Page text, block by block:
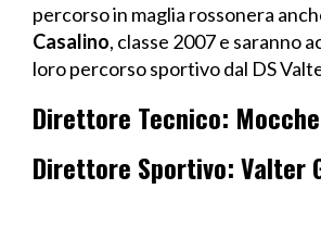
percorso in maglia rossonera
Casalino, classe 2007 e saranno
loro percorso sportivo dal DS
Direttore Tecnico:
Direttore Sportivo: Valter